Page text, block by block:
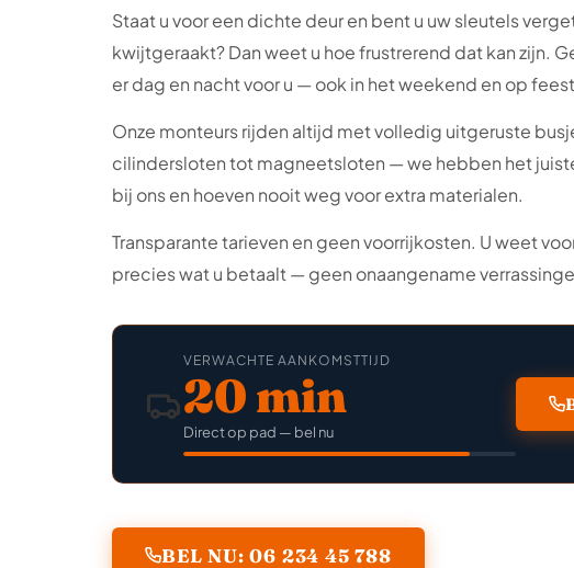
Staat u voor een dichte deur en bent u uw sleutels
kwijtgeraakt? Dan weet u hoe frustrerend dat kan zijn.
er dag en nacht voor u — ook in het weekend en op
Onze monteurs rijden altijd met volledig uitgeruste
cilindersloten tot magneetsloten — we hebben het
bij ons en hoeven nooit weg voor extra materialen.
Transparante tarieven en geen voorrijkosten. U weet
precies wat u betaalt — geen onaangename
VERWACHTE AANKOMSTTIJD
20 min
Direct op pad — bel nu
BEL NU: 06 234 45 788